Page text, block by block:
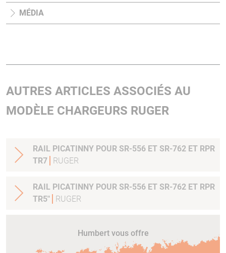
MÉDIA
AUTRES ARTICLES ASSOCIÉS AU
MODÈLE CHARGEURS RUGER
RAIL PICATINNY POUR SR-556 ET SR-762 ET RPR
TR7
RUGER
RAIL PICATINNY POUR SR-556 ET SR-762 ET RPR
TR5"
RUGER
Humbert vous offre